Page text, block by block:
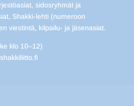
sidosryhmät ja
Shakki-lehti (numeroon
viestintä, kilpailu- ja jäsenasiat.
klo 10–12)